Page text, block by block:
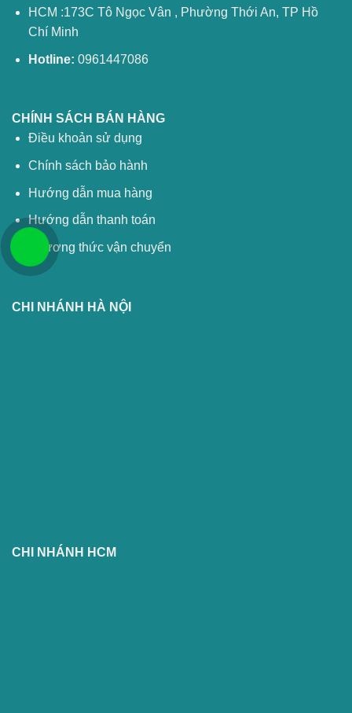
HCM :173C Tô Ngọc Vân , Phường Thới An, TP Hồ
Chí Minh
Hotline: 0961447086
CHÍNH SÁCH BÁN HÀNG
Điều khoản sử dụng
Chính sách bảo hành
Hướng dẫn mua hàng
Hướng dẫn thanh toán
Phương thức vận chuyển
CHI NHÁNH HÀ NỘI
CHI NHÁNH HCM